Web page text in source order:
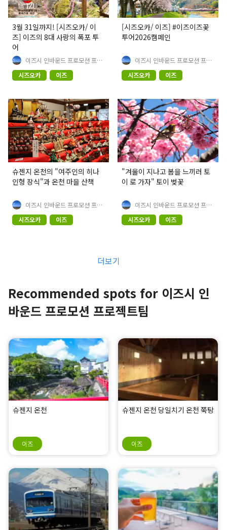
3월 31일까지! [시즈오카/ 이
즈] 이즈의 8대 사랑의 폭포 투
어
이즈시 인바운드 프로모션 프로
젝트팀
시즈오카
이즈
[시즈오카/ 이즈] #이즈이즈꽃
투어2026캠페인
이즈시 인바운드 프로모션 프로
젝트팀
시즈오카
이즈
슈젠지 온천의 "여주인의 히나
인형 장식"과 온천 마을 산책
이즈시 인바운드 프로모션 프로
젝트팀
시즈오카
이즈
"겨울이 지나고 봄을 느끼러 토
이 로 가자" 토이 벚꽃
이즈시 인바운드 프로모션 프로
젝트팀
시즈오카
이즈
더보기
Recommended spots for 이즈시 인
바운드 프로모션 프로젝트팀
슈젠지 온천
이즈
슈젠지 온천 당일치기 온천 쭉탕
이즈